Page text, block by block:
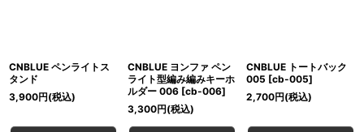
CNBLUE ペンライトス
タンド
3,900円(税込)
CNBLUE ヨンファ ペン
ライト型編み編みキーホ
ルダー 006 [cb-006]
3,300円(税込)
CNBLUE トートバック
005 [cb-005]
2,700円(税込)